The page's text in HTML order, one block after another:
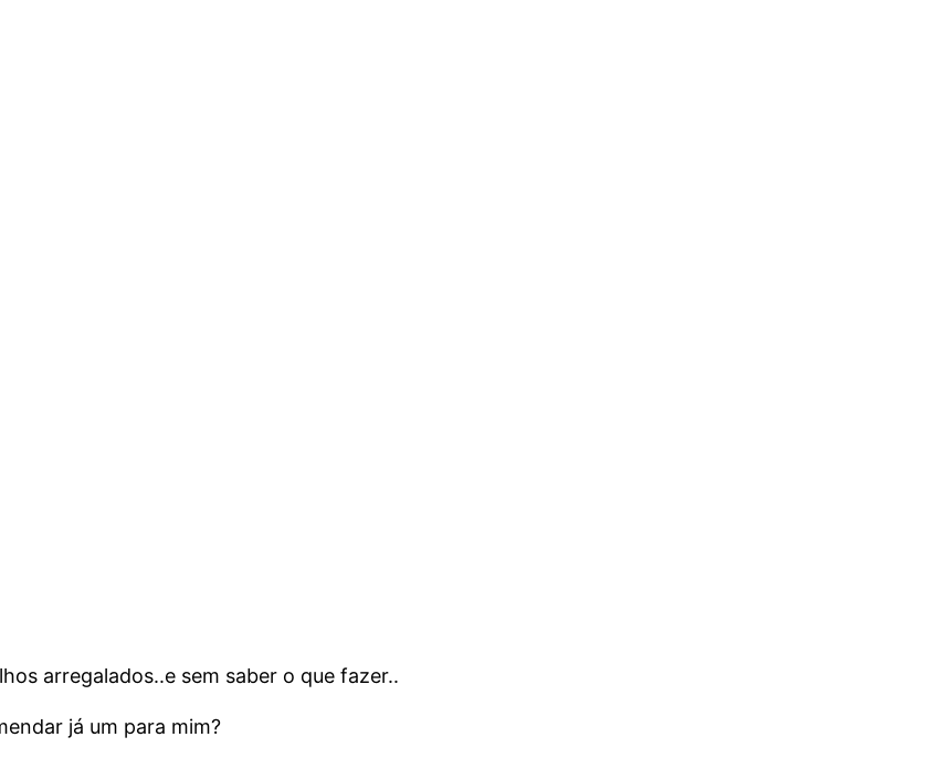
arregalados..e sem saber o que fazer..
já um para mim?